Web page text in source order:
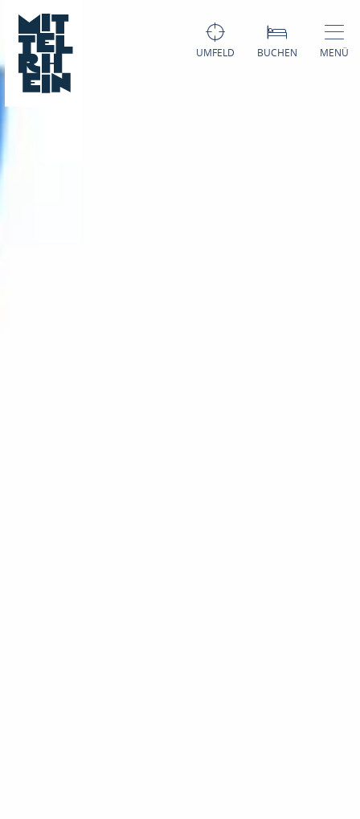
UMFELD BUCHEN MENÜ